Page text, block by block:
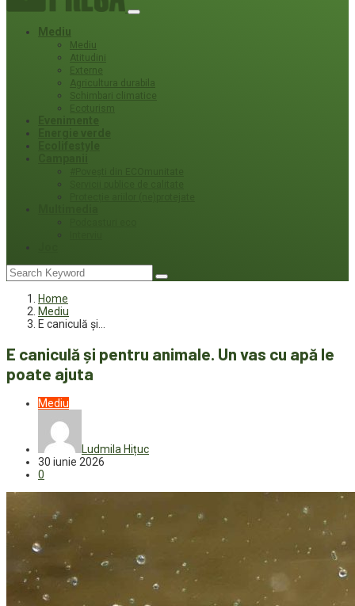
Mediu
Mediu
Atitudini
Externe
Agricultura durabila
Schimbari climatice
Ecoturism
Home
Mediu
E caniculă și…
E caniculă și pentru animale. Un vas cu apă le
poate ajuta
Mediu
Ludmila Hițuc
30 iunie 2026
0